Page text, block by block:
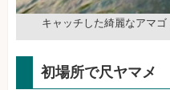
キャッチした綺麗なアマゴ
初場所で尺ヤマメ